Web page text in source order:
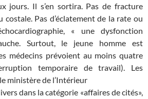
jours. Il s’en sortira. Pas de fracture
costale. Pas d’éclatement de la rate ou
« une dysfonction
Surtout, le jeune homme est
médecins prévoient au moins quatre
temporaire de travail). Les
ministère de l’Intérieur
dans la catégorie «affaires de cités»,